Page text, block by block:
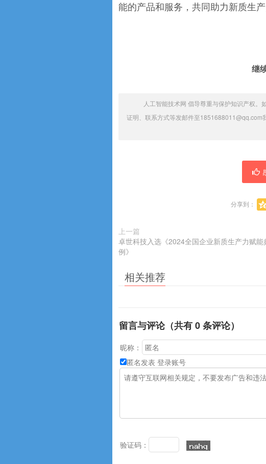
能的产品和服务，共同助力新质生产
继
人工智能技术网 倡导尊重与保护知识产权
证明、联系方式等发邮件至1851688011@qq.com
分享到：
上一篇
卓世科技入选《2024全国企业新质生产力赋能
例》
相关推荐
留言与评论（共有0条评论）
昵称：
匿名发表 登录账号
验证码：